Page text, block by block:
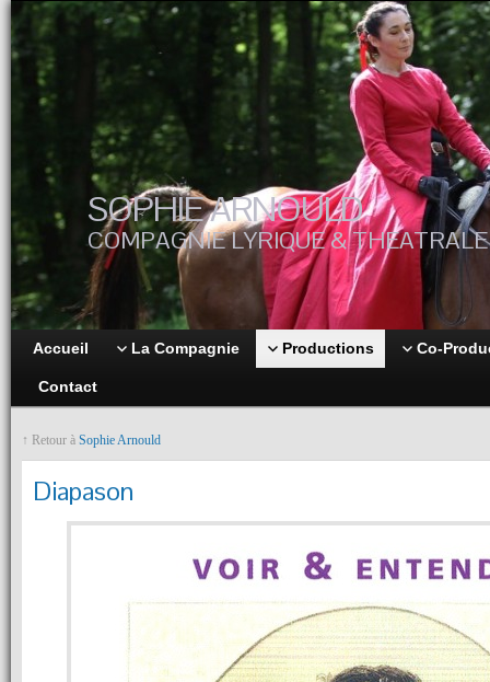
SOPHIE ARNOULD
COMPAGNIE LYRIQUE & THEATRALE
Accueil La Compagnie Productions Co-
Contact
↑ Retour à Sophie Arnould
Diapason